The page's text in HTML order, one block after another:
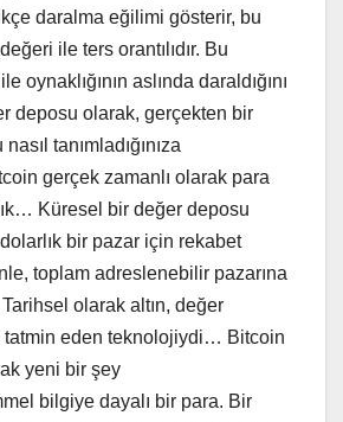
daralma eğilimi gösterir, bu
ile ters orantılıdır. Bu
oynaklığının aslında daraldığını
deposu olarak, gerçekten bir
tanımladığınıza
gerçek zamanlı olarak para
Küresel bir değer deposu
bir pazar için rekabet
toplam adreslenebilir pazarına
olarak altın, değer
tatmin eden teknolojiydi… Bitcoin
yeni bir şey
bilgiye dayalı bir para. Bir